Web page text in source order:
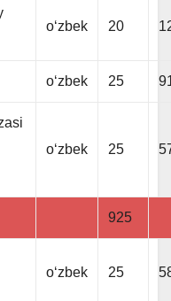
oʻzbek 20
oʻzbek 25
oʻzbek 25
925
oʻzbek 25